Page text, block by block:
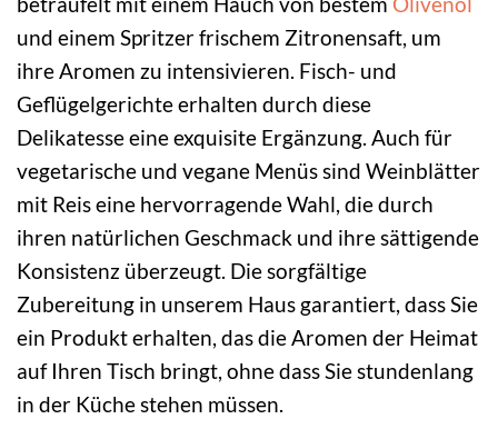
und einem Spritzer frischem Zitronensaft, um
ihre Aromen zu intensivieren. Fisch- und
Geflügelgerichte erhalten durch diese
Delikatesse eine exquisite Ergänzung. Auch für
vegetarische und vegane Menüs sind Weinblätter
mit Reis eine hervorragende Wahl, die durch
ihren natürlichen Geschmack und ihre sättigende
Konsistenz überzeugt. Die sorgfältige
Zubereitung in unserem Haus garantiert, dass Sie
ein Produkt erhalten, das die Aromen der Heimat
auf Ihren Tisch bringt, ohne dass Sie stundenlang
in der Küche stehen müssen.